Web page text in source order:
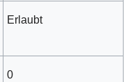
Erlaubt
0